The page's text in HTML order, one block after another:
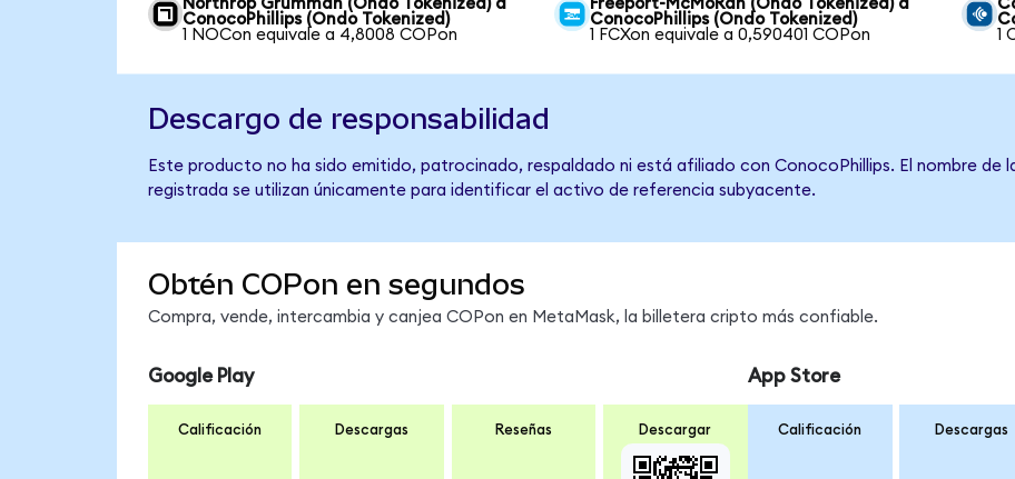
Northrop Grumman (Ondo Tokenized) a
ConocoPhillips (Ondo Tokenized)
1 NOCon equivale a 4,8008 COPon
Freeport-McMoRan (Ondo Tokenized) a
ConocoPhillips (Ondo Tokenized)
1 FCXon equivale a 0,590401 COPon
1
Descargo de responsabilidad
Este producto no ha sido emitido, patrocinado, respaldado ni está afiliado con ConocoPhillips. El nombre de
registrada se utilizan únicamente para identificar el activo de referencia subyacente.
Obtén COPon en segundos
Compra, vende, intercambia y canjea COPon en MetaMask, la billetera cripto más confiable.
Google Play
Calificación Descargas Reseñas Descargar
App Store
Calificación Descargas